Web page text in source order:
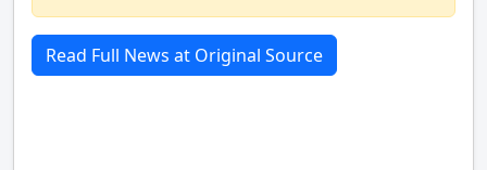
Read Full News at Original Source